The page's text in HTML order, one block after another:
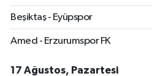
Beşiktaş - Eyüpspor
Amed - Erzurumspor FK
17 Ağustos, Pazartesi